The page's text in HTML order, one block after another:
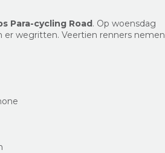
Para-cycling Road. Op woensdag
er wegritten. Veertien renners nemen